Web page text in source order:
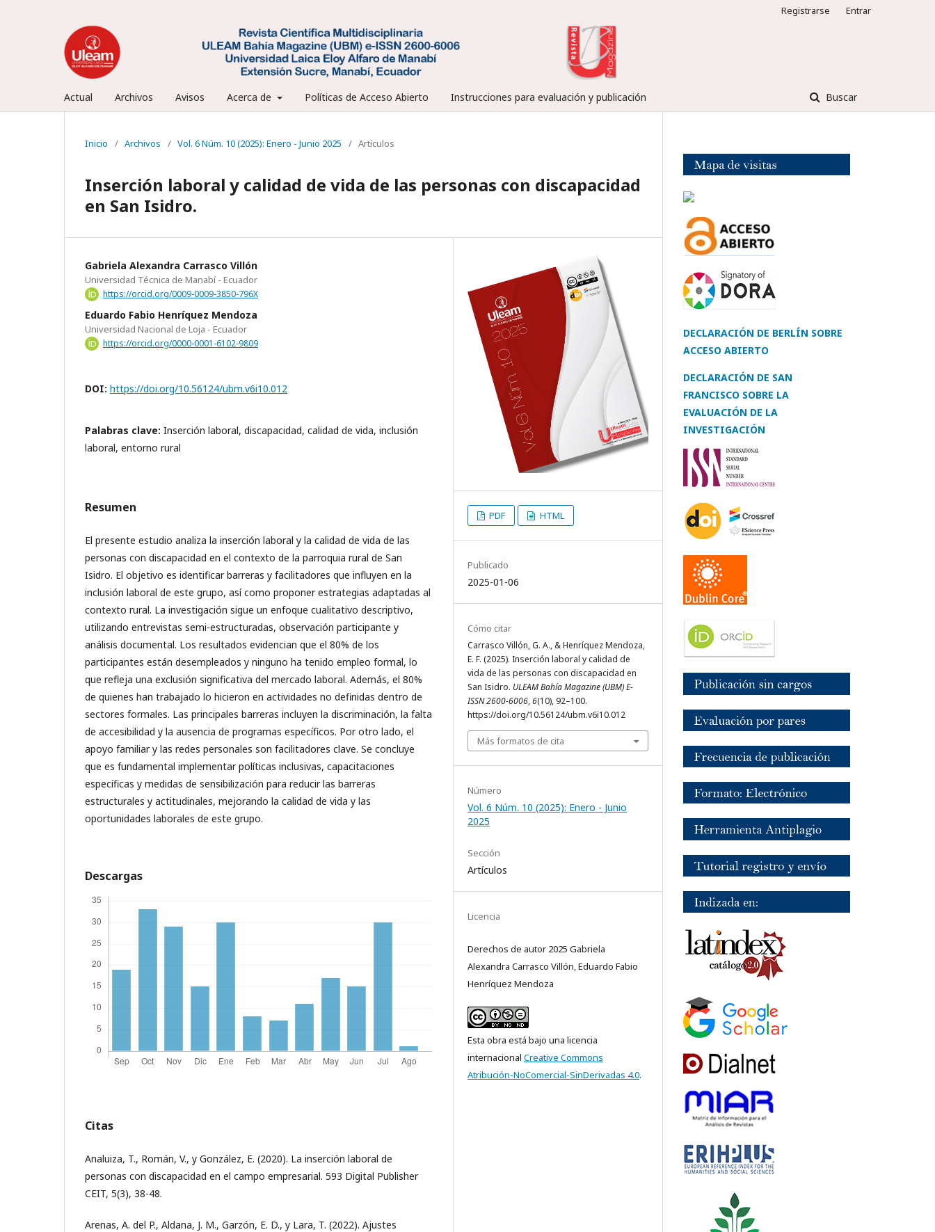
Actual Archivos Avisos Acerca de Políticas de Acceso Abierto Instrucciones para evaluación y publicación Buscar
Registrarse Entrar
Inicio / Archivos / Vol. 6 Núm. 10 (2025): Enero - Junio 2025 / Artículos
Inserción laboral y calidad de vida de las personas con discapacidad
en San Isidro.
Gabriela Alexandra Carrasco Villón
Universidad Técnica de Manabí - Ecuador
https://orcid.org/0009-0009-3850-796X
Eduardo Fabio Henríquez Mendoza
Universidad Nacional de Loja - Ecuador
https://orcid.org/0000-0001-6102-9809
DOI: https://doi.org/10.56124/ubm.v6i10.012
Palabras clave: Inserción laboral, discapacidad, calidad de vida, inclusión
laboral, entorno rural
Resumen
El presente estudio analiza la inserción laboral y la calidad de vida de las
personas con discapacidad en el contexto de la parroquia rural de San
Isidro. El objetivo es identificar barreras y facilitadores que influyen en la
inclusión laboral de este grupo, así como proponer estrategias adaptadas al
contexto rural. La investigación sigue un enfoque cualitativo descriptivo,
utilizando entrevistas semi-estructuradas, observación participante y
análisis documental. Los resultados evidencian que el 80% de los
participantes están desempleados y ninguno ha tenido empleo formal, lo
que refleja una exclusión significativa del mercado laboral. Además, el 80%
de quienes han trabajado lo hicieron en actividades no definidas dentro de
sectores formales. Las principales barreras incluyen la discriminación, la falta
de accesibilidad y la ausencia de programas específicos. Por otro lado, el
apoyo familiar y las redes personales son facilitadores clave. Se concluye
que es fundamental implementar políticas inclusivas, capacitaciones
específicas y medidas de sensibilización para reducir las barreras
estructurales y actitudinales, mejorando la calidad de vida y las
oportunidades laborales de este grupo.
Descargas
Citas
Analuiza, T., Román, V., y González, E. (2020). La inserción laboral de
personas con discapacidad en el campo empresarial. 593 Digital Publisher
CEIT, 5(3), 38-48.
Arenas, A. del P., Aldana, J. M., Garzón, E. D., y Lara, T. (2022). Ajustes
PDF HTML
Publicado
2025-01-06
Cómo citar
Carrasco Villón, G. A., & Henríquez Mendoza,
E. F. (2025). Inserción laboral y calidad de
vida de las personas con discapacidad en
San Isidro. ULEAM Bahía Magazine (UBM) E-
ISSN 2600-6006,6(10), 92–100.
https://doi.org/10.56124/ubm.v6i10.012
Más formatos de cita
Número
Vol. 6 Núm. 10 (2025): Enero - Junio
2025
Sección
Artículos
Licencia
Derechos de autor 2025 Gabriela
Alexandra Carrasco Villón, Eduardo Fabio
Henríquez Mendoza
Esta obra está bajo una licencia
internacional Creative Commons
Atribución-NoComercial-SinDerivadas 4.0.
DECLARACIÓN DE BERLÍN SOBRE
ACCESO ABIERTO
DECLARACIÓN DE SAN
FRANCISCO SOBRE LA
EVALUACIÓN DE LA
INVESTIGACIÓN